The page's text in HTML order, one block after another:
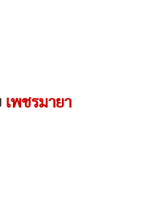
เพชรมายา